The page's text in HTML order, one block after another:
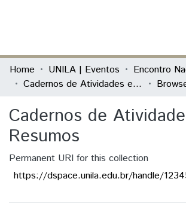
Communities & Collections
All of DSpace
Home UNILA | Eventos
Cadernos de Atividades e Resumos
Cadernos de
Resumos
Permanent URI for this collection
https://dspace.unila.edu.br/handle/